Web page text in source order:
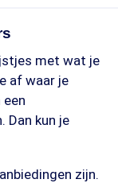
met wat je
af waar je
Dan kun je
zijn.